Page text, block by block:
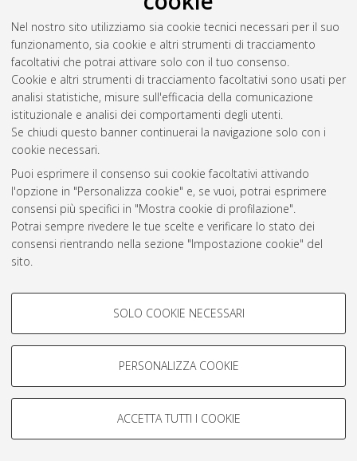
Nel nostro sito utilizziamo sia cookie tecnici necessari per il suo
funzionamento, sia cookie e altri strumenti di tracciamento
facoltativi che potrai attivare solo con il tuo consenso.
Cookie e altri strumenti di tracciamento facoltativi sono usati per
analisi statistiche, misure sull'efficacia della comunicazione
istituzionale e analisi dei comportamenti degli utenti.
Se chiudi questo banner continuerai la navigazione solo con i
cookie necessari.
Puoi esprimere il consenso sui cookie facoltativi attivando
l'opzione in "Personalizza cookie" e, se vuoi, potrai esprimere
consensi più specifici in "Mostra cookie di profilazione".
Potrai sempre rivedere le tue scelte e verificare lo stato dei
consensi rientrando nella sezione "Impostazione cookie" del
sito.
COOKIE DI PROFILAZIONE -
Si tratta di cookie utilizzati per analizzare le caratteristiche della
navigazione degli utenti, creare profili in base al loro comportamento
Mostra cookie di profilazione
COOKIE TECNICI - NECESSARI
SOLO COOKIE NECESSARI
PERSONALIZZA COOKIE
ACCETTA TUTTI I COOKIE
Seleziona un valore dall'elenco sottostante.
2013(1)
2011(1)
Atom
Rss 1.0
AMS Laurea
Servizio implementato e gestito da AlmaDL
Condizioni d’uso del sito